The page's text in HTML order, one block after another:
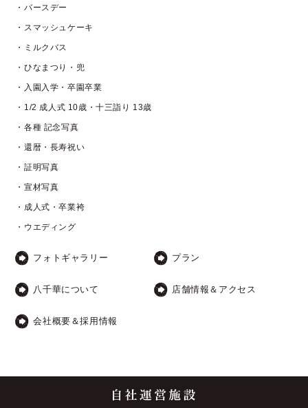
・バースデー
・スマッシュケーキ
・ミルクバス
・ひなまつり・兜
・入園入学・卒園卒業
・1/2 成人式 10歳・十三詣り 13歳
・各種 記念写真
・還暦・長寿祝い
・証明写真
・宣材写真
・成人式・卒業袴
・ウエディング
フォトギャラリー プラン
八千華について 店舗情報＆アクセス
会社概要＆採用情報